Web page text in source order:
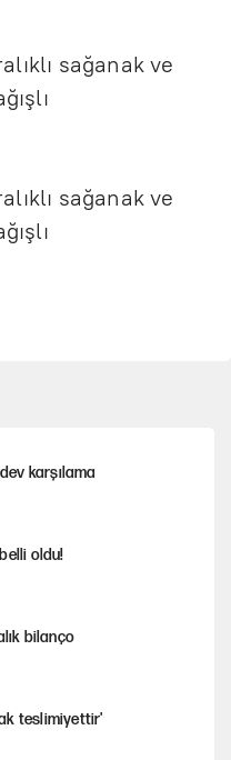
sağanak ve
sağanak ve
karşılama
oldu!
bilanço
teslimiyettir'